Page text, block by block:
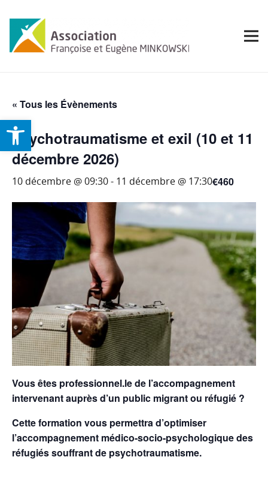
« Tous les Évènements
Psychotraumatisme et exil (10 et 11
décembre 2026)
10 décembre @ 09:30 - 11 décembre @ 17:30€460
Vous êtes professionnel.le de l’accompagnement
intervenant auprès d’un public migrant ou réfugié ?
Cette formation vous permettra d’optimiser
l’accompagnement médico-socio-psychologique des
réfugiés souffrant de psychotraumatisme.
Ouvrir la barre d’outils